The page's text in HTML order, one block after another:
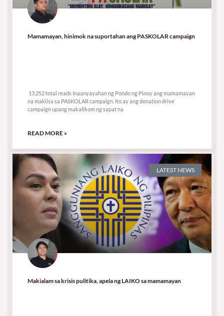
Mamamayan, hinimok na suportahan ang PASKOLAR campaign
13,252 total reads Inaanyayahan ng Pondo ng Pinoy ang mamamayan
na makiisa sa PASKOLAR campaign. Ito ay ang donation drive
campaign upang makalikom ng sapat na
READ MORE »
LATEST NEWS
Makialam sa krisis pulitika, apela ng LAIKO sa mamamayan